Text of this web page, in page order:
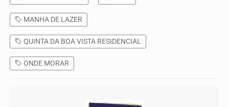
MANHA DE LAZER
QUINTA DA BOA VISTA RESIDENCIAL
ONDE MORAR